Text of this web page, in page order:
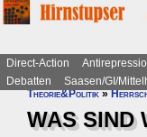
Direct-Action
Debatten
Saasen/GI/
Theorie&Politik»
WAS SIND